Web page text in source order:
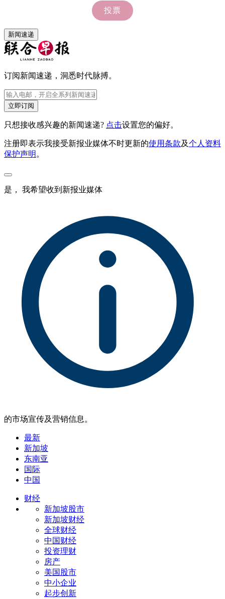
新闻速递
订阅新闻速递，洞悉时代脉搏。
立即订阅
只想接收感兴趣的新闻速递? 点击设置您的偏好。
注册即表示我接受新报业媒体不时更新的使用条款及个人资料
保护声明。
是， 我希望收到新报业媒体
的市场宣传及营销信息。
最新
新加坡
东南亚
国际
中国
财经
新加坡股市
新加坡财经
全球财经
中国财经
投资理财
房产
美国股市
中小企业
起步创新